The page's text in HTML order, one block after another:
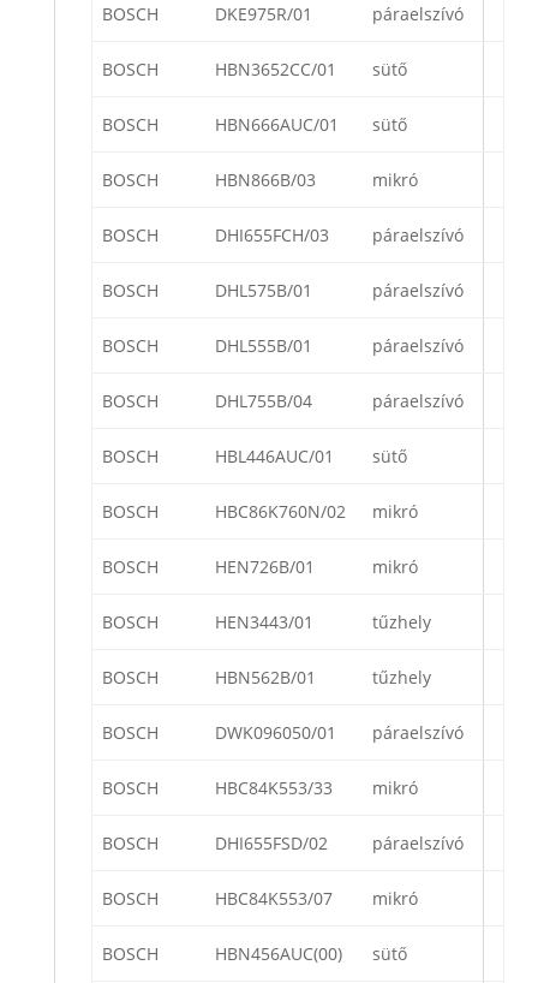
BOSCH DKE975R/01 páraelszívó
BOSCH HBN3652CC/01 sütő
BOSCH HBN666AUC/01 sütő
BOSCH HBN866B/03 mikró
BOSCH DHI655FCH/03 páraelszívó
BOSCH DHL575B/01 páraelszívó
BOSCH DHL555B/01 páraelszívó
BOSCH DHL755B/04 páraelszívó
BOSCH HBL446AUC/01 sütő
BOSCH HBC86K760N/02 mikró
BOSCH HEN726B/01 mikró
BOSCH HEN3443/01 tűzhely
BOSCH HBN562B/01 tűzhely
BOSCH DWK096050/01 páraelszívó
BOSCH HBC84K553/33 mikró
BOSCH DHI655FSD/02 páraelszívó
BOSCH HBC84K553/07 mikró
BOSCH HBN456AUC(00) sütő